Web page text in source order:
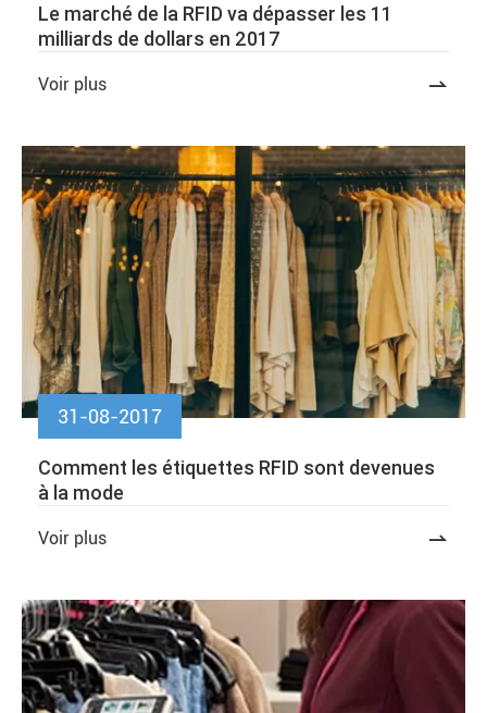
Le marché de la RFID va dépasser les 11
milliards de dollars en 2017
Voir plus 
31-08-2017
Comment les étiquettes RFID sont devenues
à la mode
Voir plus 